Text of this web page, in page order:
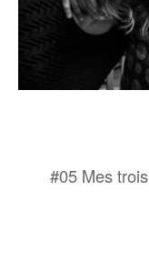
#05 Mes